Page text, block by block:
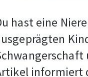
hast eine
informiert